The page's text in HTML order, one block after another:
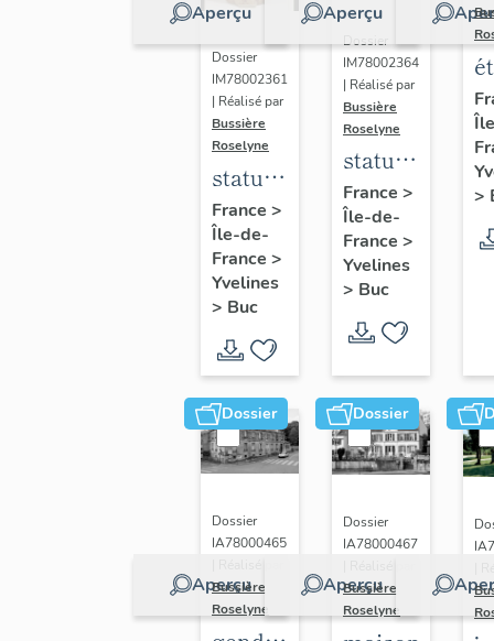
Aperçu
Dossier
IM78002361
| Réalisé par
Bussière
Roselyne
statue :
Vierge
à
l'Enfant
(n°2)
France >
Île-de-
France >
Yvelines
> Buc
Aperçu
Dossier
IM78002364
| Réalisé par
Bussière
Roselyne
statue :
Vierge
à
l'Enfant
(n°1)
France >
Île-de-
France >
Yvelines
> Buc
>
Dossier
Aperçu
Dossier
IA78000465
Bussière
Roselyne
Dossier
Aperçu
Dossier
IA78000467
Bussière
Roselyne